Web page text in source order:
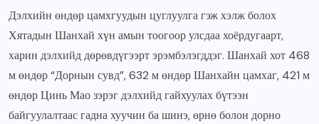
Дэлхийн өндөр цамхгуудын цуглуулга гэж хэлж болох
Хятадын Шанхай хүн амын тоогоор улсдаа хоёрдугаарт,
харин дэлхийд дөрөвдүгээрт эрэмбэлэгддэг. Шанхай хот 468
м өндөр “Дорнын сувд”, 632 м өндөр Шанхайн цамхаг, 421 м
өндөр Цинь Мао зэрэг дэлхийд гайхуулах бүтээн
байгуулалтаас гадна хуучин ба шинэ, өрнө болон дорно